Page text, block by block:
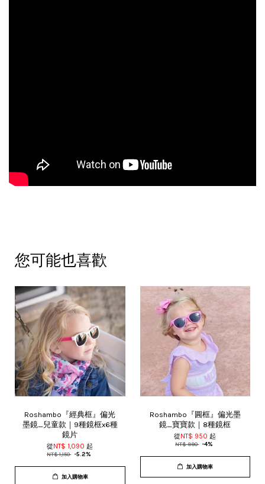
您可能也喜歡
Roshambo『經典框』偏光
墨鏡_兒童款｜9種鏡框x6種
鏡片
從 NT$ 1,090起
NT$ 1,150 -5.2%
加入購物車
Roshambo『圓框』偏光墨
鏡_寶寶款｜8種鏡框
從 NT$ 950起
NT$ 990 -4%
加入購物車